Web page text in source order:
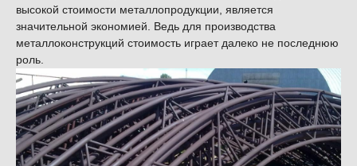
высокой стоимости металлопродукции, является
значительной экономией. Ведь для производства
металлоконструкций стоимость играет далеко не последнюю
роль.